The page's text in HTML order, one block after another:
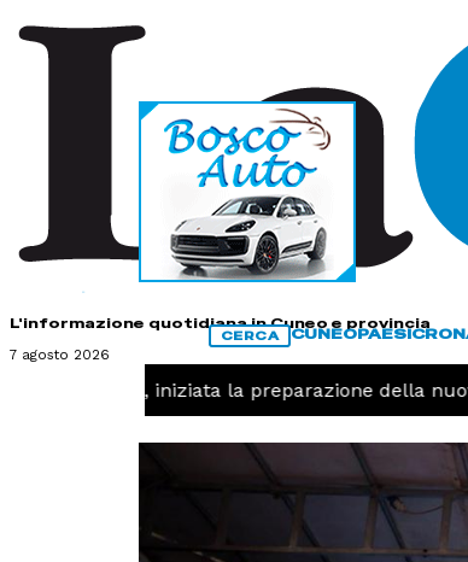
L'informazione quotidiana in Cuneo e provincia
7 agosto 2026
CERCA CUNEOPAESI
Pallavolo, iniziata la preparazione della nuova